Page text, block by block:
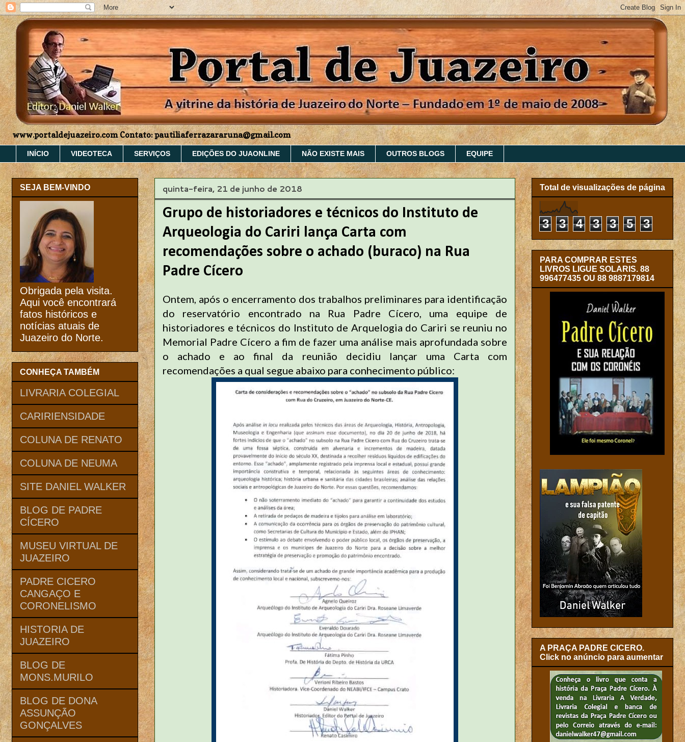
www.portaldejuazeiro.com Contato: pautiliaferrazararuna@gmail.com
INÍCIO VIDEOTECA SERVIÇOS EDIÇÕES DO JUAONLINE NÃO EXISTE MAIS OUTROS BLOGS EQUIPE
quinta-feira, 21 de junho de 2018
Grupo de historiadores e técnicos do Instituto de
Arqueologia do Cariri lança Carta com
recomendações sobre o achado (buraco) na Rua
Padre Cícero
Ontem, após o encerramento dos trabalhos preliminares para identificação
do reservatório encontrado na Rua Padre Cícero, uma equipe de
historiadores e técnicos do Instituto de Arquelogia do Cariri se reuniu no
Memorial Padre Cícero a fim de fazer uma análise mais aprofundada sobre
o achado e ao final da reunião decidiu lançar uma Carta com
recomendações a qual segue abaixo para conhecimento público:
SEJA BEM-VINDO
Obrigada pela visita.
Aqui você encontrará
fatos históricos e
notícias atuais de
Juazeiro do Norte.
CONHEÇA TAMBÉM
LIVRARIA COLEGIAL
CARIRIENSIDADE
COLUNA DE RENATO
COLUNA DE NEUMA
SITE DANIEL WALKER
BLOG DE PADRE
CÍCERO
MUSEU VIRTUAL DE
JUAZEIRO
PADRE CICERO
CANGAÇO E
CORONELISMO
HISTORIA DE
JUAZEIRO
BLOG DE
MONS.MURILO
BLOG DE DONA
ASSUNÇÃO
GONÇALVES
Total de visualizações de página
3 3 4 3 3 5 3
PARA COMPRAR ESTES
LIVROS LIGUE SOLARIS. 88
996477435 OU 88 9887179814
A PRAÇA PADRE CICERO.
Click no anúncio para aumentar